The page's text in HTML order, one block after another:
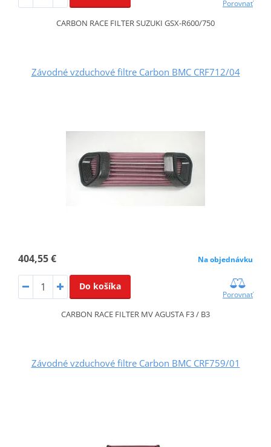
Porovnať
CARBON RACE FILTER SUZUKI GSX-R600/750
Závodné vzduchové filtre Carbon BMC CRF712/04
404,55 € Na objednávku
Do košíka
Porovnať
CARBON RACE FILTER MV AGUSTA F3 / B3
Závodné vzduchové filtre Carbon BMC CRF759/01